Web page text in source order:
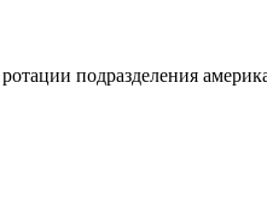
подразделения